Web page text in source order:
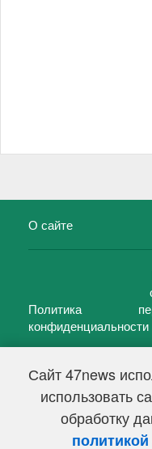
Сайт 47news
использовать
обработку
О сайте
Политика
конфиденциальности
47 новостей (47 news)
Свидетельство о
Федеральной службой по